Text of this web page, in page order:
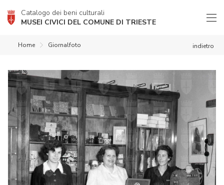
Catalogo dei beni culturali
MUSEI CIVICI DEL COMUNE DI TRIESTE
indietro
Home Giornalfoto